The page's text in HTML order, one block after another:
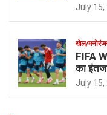
July 15,
खेल/
FIFA
का
July 15,